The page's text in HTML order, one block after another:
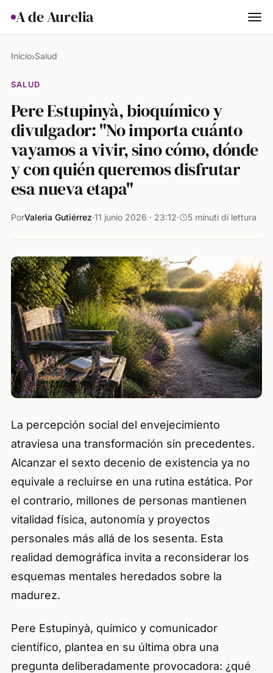
A de Aurelia
Salud
Ciencia & Naturaleza
Animales
Lifestyle
Actualidad
Inicio›Salud
SALUD
Pere Estupinyà, bioquímico y
divulgador: "No importa cuánto
vayamos a vivir, sino cómo, dónde
y con quién queremos disfrutar
esa nueva etapa"
PorValeria Gutiérrez·11 junio 2026 · 23:12· 5 minuti di lettura
La percepción social del envejecimiento
atraviesa una transformación sin precedentes.
Alcanzar el sexto decenio de existencia ya no
equivale a recluirse en una rutina estática. Por
el contrario, millones de personas mantienen
vitalidad física, autonomía y proyectos
personales más allá de los sesenta. Esta
realidad demográfica invita a reconsiderar los
esquemas mentales heredados sobre la
madurez.
Pere Estupinyà, químico y comunicador
científico, plantea en su última obra una
pregunta deliberadamente provocadora: ¿qué